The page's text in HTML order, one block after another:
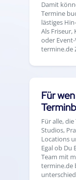
Damit
Termine
lästiges
Als Friseur,
oder
termine.de
Für
Für alle,
Studios,
Locations
Egal ob Du
Team mit
termine.de